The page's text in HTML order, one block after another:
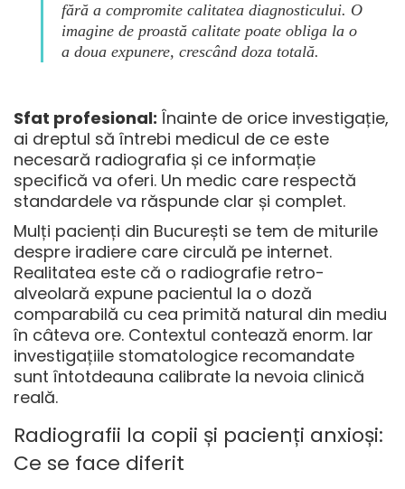
fără a compromite calitatea diagnosticului. O
imagine de proastă calitate poate obliga la o
a doua expunere, crescând doza totală.
Sfat profesional: Înainte de orice investigație,
ai dreptul să întrebi medicul de ce este
necesară radiografia și ce informație
specifică va oferi. Un medic care respectă
standardele va răspunde clar și complet.
Mulți pacienți din București se tem de miturile
despre iradiere care circulă pe internet.
Realitatea este că o radiografie retro-
alveolară expune pacientul la o doză
comparabilă cu cea primită natural din mediu
în câteva ore. Contextul contează enorm. Iar
investigațiile stomatologice recomandate
sunt întotdeauna calibrate la nevoia clinică
reală.
Radiografii la copii și pacienți anxioși:
Ce se face diferit